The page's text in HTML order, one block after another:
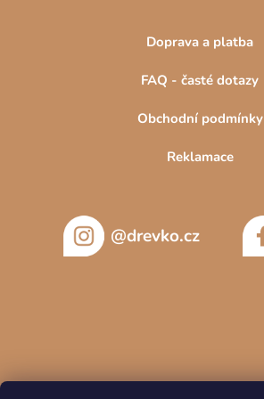
Doprava a platba
FAQ - časté dotazy
Obchodní podmínky
Reklamace
@drevko.cz